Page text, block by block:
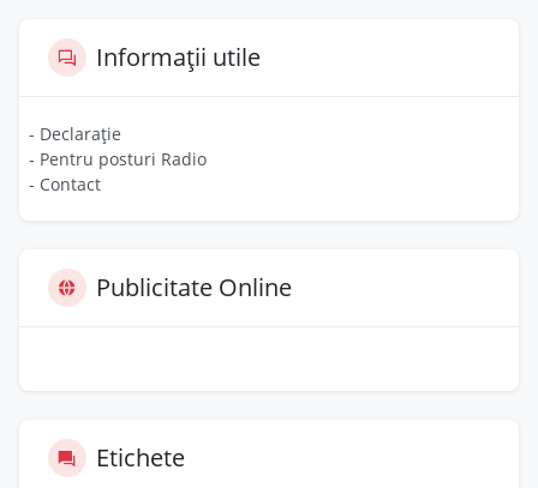
Informații utile
- Declarație
- Pentru posturi Radio
- Contact
Publicitate Online
Etichete